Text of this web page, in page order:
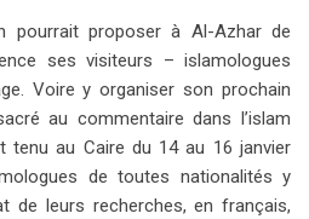
pourrait proposer à Al-Azhar de
ses visiteurs – islamologues
Voire y organiser son prochain
au commentaire dans l’islam
tenu au Caire du 14 au 16 janvier
de toutes nationalités y
de leurs recherches, en français,